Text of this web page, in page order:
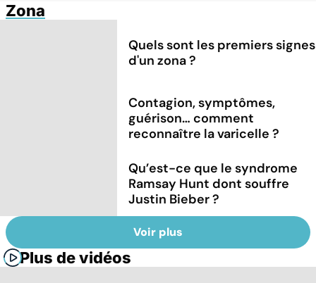
Zona
Quels sont les premiers signes
d'un zona ?
Contagion, symptômes,
guérison… comment
reconnaître la varicelle ?
Qu’est-ce que le syndrome
Ramsay Hunt dont souffre
Justin Bieber ?
Voir plus
Plus de vidéos